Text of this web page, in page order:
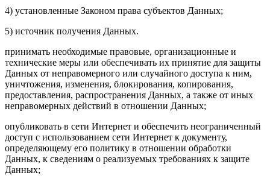
4) установленные Законом права субъектов Данных;
5) источник получения Данных.
принимать необходимые правовые, организационные и
технические меры или обеспечивать их принятие для защиты
Данных от неправомерного или случайного доступа к ним,
уничтожения, изменения, блокирования, копирования,
предоставления, распространения Данных, а также от иных
неправомерных действий в отношении Данных;
опубликовать в сети Интернет и обеспечить неограниченный
доступ с использованием сети Интернет к документу,
определяющему его политику в отношении обработки
Данных, к сведениям о реализуемых требованиях к защите
Данных;